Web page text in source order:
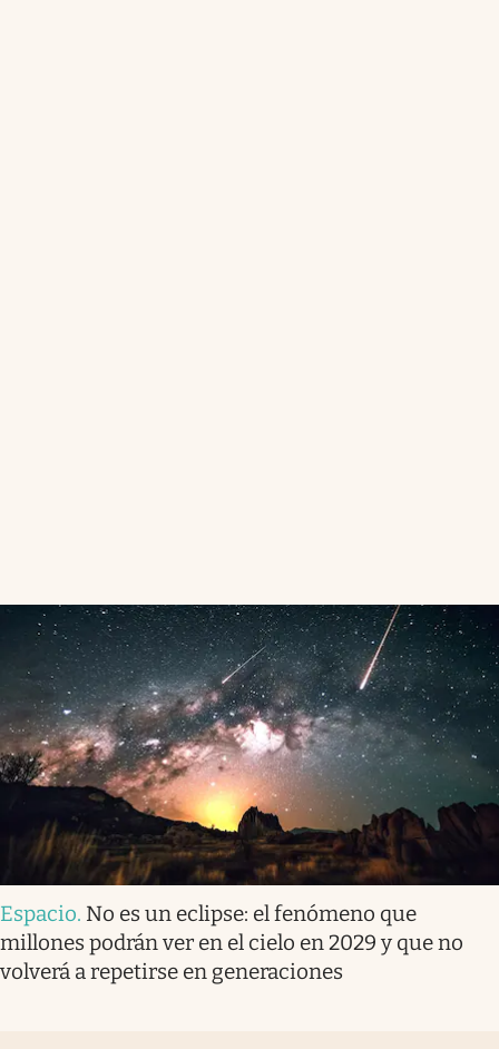
Espacio. No es un eclipse: el fenómeno que
millones podrán ver en el cielo en 2029 y que no
volverá a repetirse en generaciones